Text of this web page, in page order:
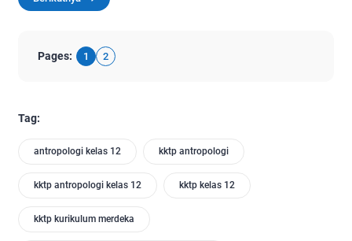
Pages: 1 2
Tag:
antropologi kelas 12 kktp antropologi
kktp antropologi kelas 12 kktp kelas 12
kktp kurikulum merdeka